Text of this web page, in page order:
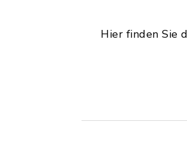
Hier finden Sie